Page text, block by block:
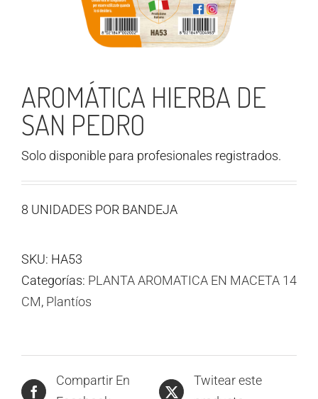
AROMÁTICA HIERBA DE
SAN PEDRO
Solo disponible para profesionales registrados.
8 UNIDADES POR BANDEJA
SKU: HA53
Categorías: PLANTA AROMATICA EN MACETA 14
CM, Plantíos
Compartir En
Twitear este